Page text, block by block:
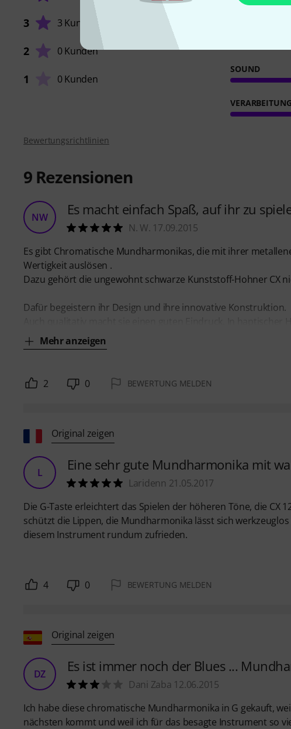
3 3 Kunden
2 0 Kunden
1 0 Kunden
SOUND
VERARBEITUNG
Bewertungsrichtlinien
9 Rezensionen
NW Es macht einfach Spaß, auf ihr zu
N. W. 17.09.2015
Es gibt Chromatische Mundharmonikas, die mit ihrer
Wertigkeit auslösen .
Dazu gehört die ungewohnt schwarze Kunststoff-Hohner CX
Dafür begeistern ihr Design und ihre innovative Konstruktion.
Mehr anzeigen
2 0 BEWERTUNG MELDEN
Original zeigen
L Eine sehr gute Mundharmonika mit
Laridenn 21.05.2017
Die G-Taste erleichtert das Spielen der höheren Töne, die
schützt die Lippen, die Mundharmonika lässt sich
diesem Instrument rundum zufrieden.
4 0 BEWERTUNG MELDEN
Original zeigen
DZ Es ist immer noch der Blues ...
Dani Zaba 12.06.2015
Ich habe diese chromatische Mundharmonika in G gekauft,
nächsten kommt und weil ich für das besagte Instrument so